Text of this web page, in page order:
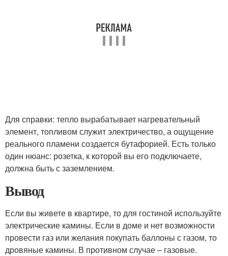
Для справки: тепло вырабатывает нагревательный
элемент, топливом служит электричество, а ощущение
реального пламени создается бутафорией. Есть только
один нюанс: розетка, к которой вы его подключаете,
должна быть с заземлением.
Вывод
Если вы живете в квартире, то для гостиной используйте
электрические камины. Если в доме и нет возможности
провести газ или желания покупать баллоны с газом, то
дровяные камины. В противном случае – газовые.